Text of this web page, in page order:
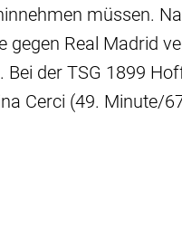
müssen.
Real Madrid
der TSG 1899
Cerci (49. Minute/